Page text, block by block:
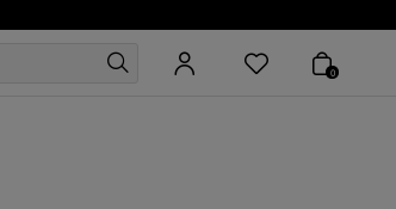
0